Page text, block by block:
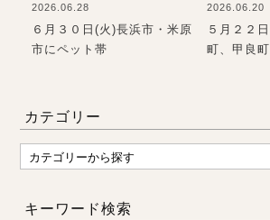
2026.06.28
６月３０日(火)長浜市・米原
市にペット帯
2026.06.20
５月２２
町、甲良町
カテゴリー
キーワード検索